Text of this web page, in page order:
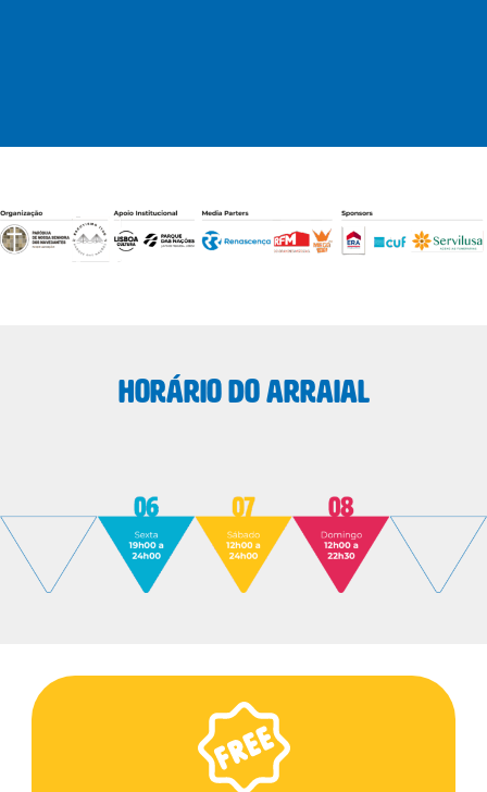
HORÁRIO DO ARRAIAL